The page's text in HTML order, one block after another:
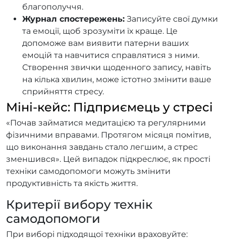
благополуччя.
Журнал спостережень: Записуйте свої думки
та емоції, щоб зрозуміти їх краще. Це
допоможе вам виявити патерни ваших
емоцій та навчитися справлятися з ними.
Створення звички щоденного запису, навіть
на кілька хвилин, може істотно змінити ваше
сприйняття стресу.
Міні-кейс: Підприємець у стресі
«Почав займатися медитацією та регулярними
фізичними вправами. Протягом місяця помітив,
що виконання завдань стало легшим, а стрес
зменшився». Цей випадок підкреслює, як прості
техніки самодопомоги можуть змінити
продуктивність та якість життя.
Критерії вибору технік
самодопомоги
При виборі підходящої техніки враховуйте: